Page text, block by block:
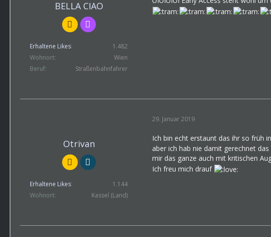
BELLA CIAO
Erhaltene Likes
1.482
Wohnort
Wien
Beruf
Straßenbahnfahrer
Otrivan
Erhaltene Likes
1.144
Wohnort
Kassel (Land)
29. Januar 2019
Ich bin echt erstaunt das ihr so früh
aber ich hab nie damit gerechnet
mir das ganze auch mit kritischen
Ich freu mich drauf